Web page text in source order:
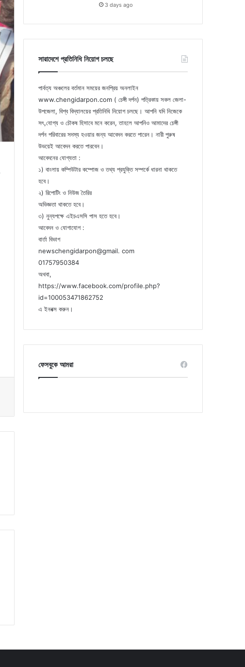
3 days ago
সারাদেশে প্রতিনিধি নিয়োগ চলছে
পার্বত্য অঞ্চলের বর্তমান সময়ের জনপ্রিয় অনলাইন
www.chengidarpon.com ( চেঙ্গী দর্পন) পত্রিকায় সকল জেলা-
উপজেলা, বিশ্ব বিদ্যালয়ের প্রতিনিধি নিয়োগ চলছে। আপনি যদি নিজেকে
সৎ,যোগ্য ও চৌকষ হিসাবে মনে করেন, তাহলে আপনিও আমাদের চেঙ্গী
দর্পন পরিবারের সদস্য হওয়ার জন্য আবেদন করতে পারেন। নারী পুরুষ
উভয়েই আবেদন করতে পারবেন।
আবেদনের যোগ্যতা :
১) বাংলায় কম্পিউটার কম্পোজ ও তথ্য প্রযুক্তি সম্পর্কে ধারনা থাকতে
হবে।
২) রিপোটিং ও নিউজ তৈরির
অভিজ্ঞতা থাকতে হবে।
৩) নুন্যপক্ষে এইচএসসি পাস হতে হবে।
আবেদন ও যোগাযোগ :
বার্তা বিভাগ
newschengidarpon@gmail. com
01757950384
অথবা,
https://www.facebook.com/profile.php?
id=100053471862752
এ ইনবক্স করুন।
ফেসবুকে আমরা